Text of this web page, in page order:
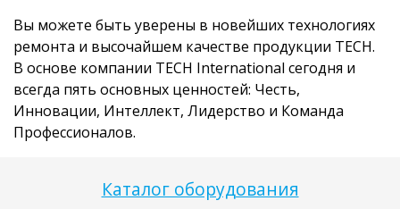
Каталог оборудования
Вы можете быть уверены в новейших технологиях
ремонта и высочайшем качестве продукции TECH.
В основе компании TECH International сегодня и
всегда пять основных ценностей: Честь,
Инновации, Интеллект, Лидерство и Команда
Профессионалов.